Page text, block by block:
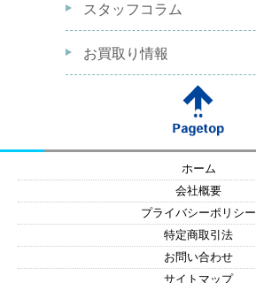
スタッフコラム
お買取り情報
ホーム
会社概要
プライバシーポリシー
特定商取引法
お問い合わせ
サイトマップ